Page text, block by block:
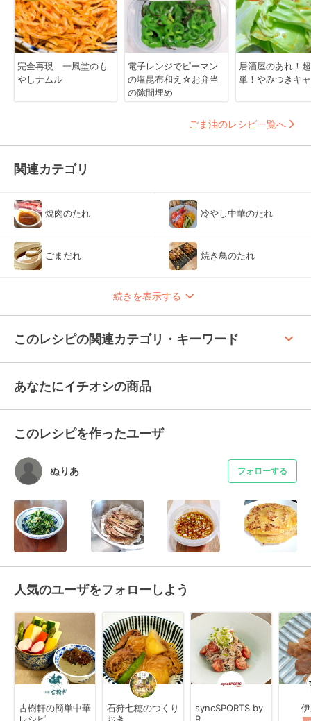
完全再現 一風堂のも
やしナムル
電子レンジでピーマン
の塩昆布和え☆お弁当
の隙間埋め
居酒屋のあれ！
単！やみつきキ
ごま油のレシピ一覧へ
関連カテゴリ
焼肉のたれ 冷やし中華のたれ
ごまだれ 焼き鳥のたれ
続きを表示する
このレシピの関連カテゴリ・キーワード keyboard_arrow_up
あなたにイチオシの商品
このレシピを作ったユーザ
ぬりあ フォローする
人気のユーザをフォローしよう
古樹軒の簡単中華
レシピ
石狩七穂のつくり
おき
syncSPORTS by
R...